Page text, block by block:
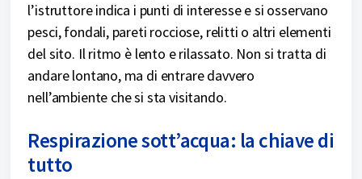
l’istruttore indica i punti di interesse e si osservano
pesci, fondali, pareti rocciose, relitti o altri elementi
del sito. Il ritmo è lento e rilassato. Non si tratta di
andare lontano, ma di entrare davvero
nell’ambiente che si sta visitando.
Respirazione sott’acqua: la chiave di
tutto